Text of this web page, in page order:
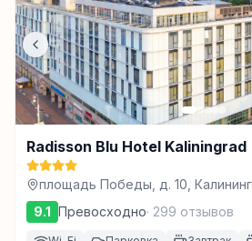
Radisson Blu Hotel Kaliningrad
площадь Победы, д. 10,
9.1 Превосходно· 299 отзывов